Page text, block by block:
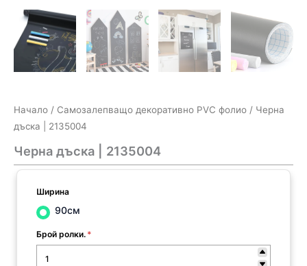
Начало / Самозалепващо декоративно PVC фолио / Черна
дъска | 2135004
Черна дъска | 2135004
Ширина
90см
Брой ролки. *